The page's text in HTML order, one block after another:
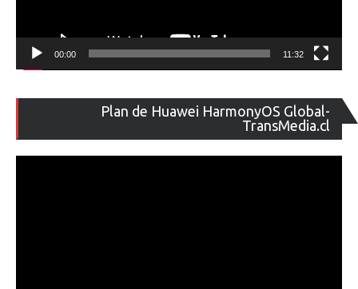
00:00 11:32
Plan de Huawei HarmonyOS Global-
TransMedia.cl
de